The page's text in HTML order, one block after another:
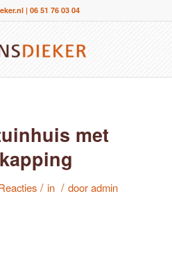
|06 51 76 03 04
met
/ in / dooradmin